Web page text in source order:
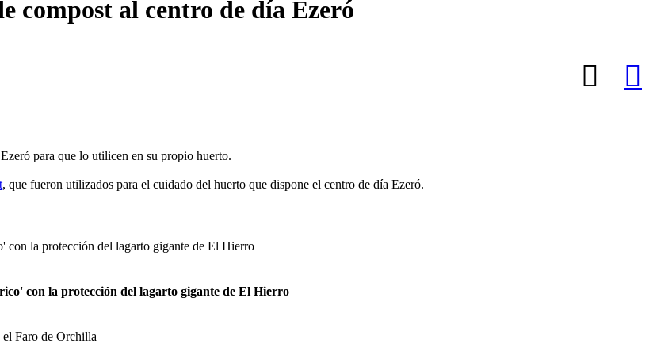
compost al centro de día Ezeró
para que lo utilicen en su propio huerto.
, que fueron utilizados para el cuidado del huerto que dispone el centro de día Ezeró.
con la protección del lagarto gigante de El Hierro